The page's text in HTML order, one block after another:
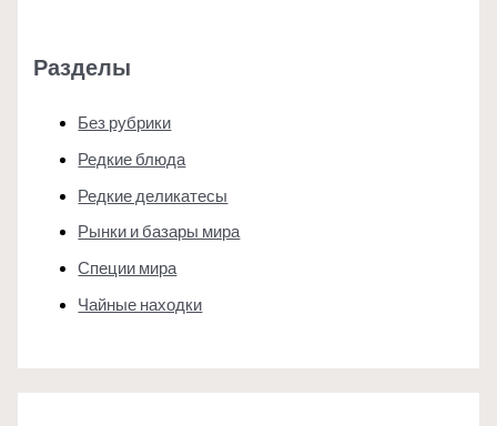
Разделы
Без рубрики
Редкие блюда
Редкие деликатесы
Рынки и базары мира
Специи мира
Чайные находки